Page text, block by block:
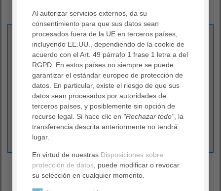
Kontakt
AGAPLESION gAG
Comunicaciones Corporativas
Ginnheimer Landstraße 94
60487 Frankfurt am Main
(069) 95 33 - 94 32
(069) 95 33 - 891 - 94 32
presse@
Prensa y centro de información
Llegamos hasta el final y nos comunicamos. Y si
Al autorizar servicios externos, da su
consentimiento para que sus datos sean
procesados fuera de la UE en terceros países,
incluyendo EE.UU., dependiendo de la cookie de
acuerdo con el Art. 49 párrafo 1 frase 1 letra a del
RGPD. En estos países no siempre se puede
garantizar el estándar europeo de protección de
datos. En particular, existe el riesgo de que sus
datos sean procesados por autoridades de
terceros países, y posiblemente sin opción de
recurso legal. Si hace clic en "Rechazar todo", la
transferencia descrita anteriormente no tendrá
lugar.
En virtud de nuestras Disposiciones sobre
protección de datos , puede modificar o revocar
su selección en cualquier momento.